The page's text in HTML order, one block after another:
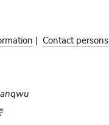
| Contact persons